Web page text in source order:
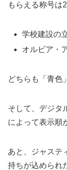
もらえる称号は
学校建設の
オルビア・
どちらも「青色
そして、デジタ
によって表示順
あと、ジャステ
持ちが込められ